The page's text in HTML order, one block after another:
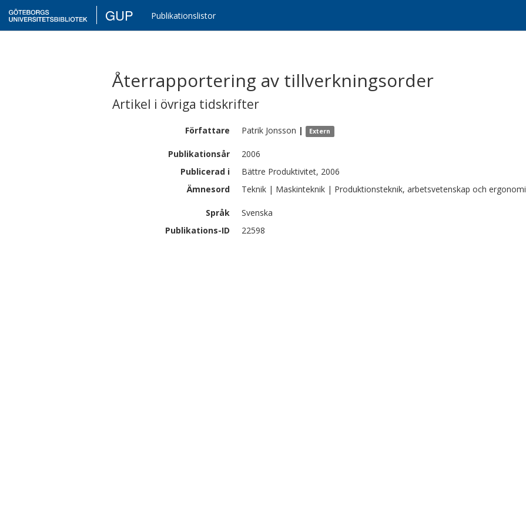
GUP Publikationslistor
Återrapportering av tillverkningsorder
Artikel i övriga tidskrifter
Författare Patrik Jonsson | Extern
Publikationsår
2006
Publicerad i
Bättre Produktivitet, 2006
Ämnesord
Teknik | Maskinteknik | Produktionsteknik, arbetsvetenskap och ergonomi
Språk
Svenska
Publikations-ID
22598